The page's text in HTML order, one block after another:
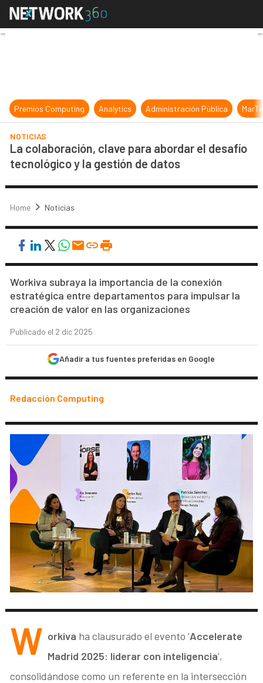
La colaboración, clave para
Premios Computing Analytics Administración Pública
NOTICIAS
La colaboración, clave para abordar el desafío
tecnológico y la gestión de datos
Home Noticias
Workiva subraya la importancia de la conexión
estratégica entre departamentos para impulsar la
creación de valor en las organizaciones
Publicado el 2 dic 2025
Añadir a tus fuentes preferidas en Google
Redacción Computing
W orkiva ha clausurado el evento ‘Accelerate
Madrid 2025: liderar con inteligencia‘,
consolidándose como un referente en la intersección